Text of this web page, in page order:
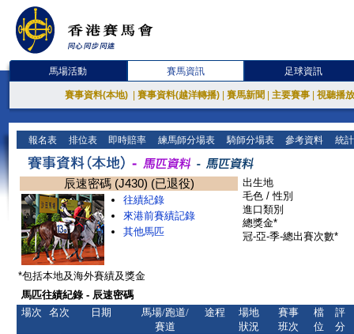
馬場活動 賽馬資訊 足球資訊
賽事資料(本地) 賽事資料(越洋轉播) 賽馬新聞 主要賽事 視聽播
報名表 排位表 即時賠率 練馬師分場表 騎師分場表 參考資料 統
辰速密碼 (J430) (已退役)
往績紀錄
來港前賽績記錄
其他馬匹
出生地
毛色 / 性別
進口類別
總獎金*
冠-亞-季-總出賽次數*
*包括本地及海外賽績及獎金
馬匹往績紀錄 - 辰速密碼
場次
名次 日期
馬場/跑道/
賽道
途程
場地
狀況
賽事
班次
檔
位
評
分